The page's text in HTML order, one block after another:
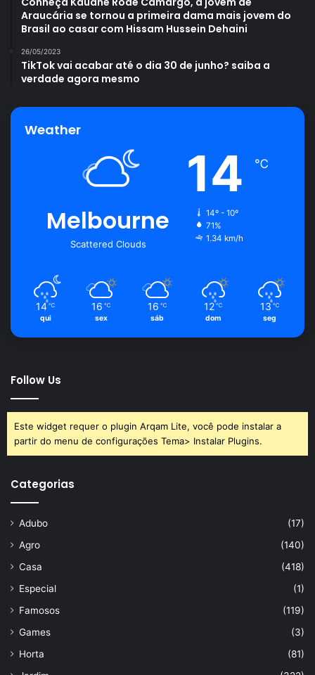
e gratinados. Seu uso pode variar muito conforme a
composição da mesa. A combinação de molho e peixes,
ele.
Então, agora que você já sabe como fazer um delicioso
e, com essas dicas doPortal Atualizei,
vai errar no preparo, faça o seu e experimente nas mais
Avalie este post post
empelotar molho receita fácil
Araucária se tornou a primeira dama mais jovem do
Brasil ao casar com Hissam Hussein Dehaini
26/05/2023
TikTok vai acabar até o dia 30 de junho? saiba a
verdade agora mesmo
Weather
Melbourne
Scattered Clouds
14 ℃
14º - 10º
71%
1.34 km/h
14 ℃
qui
16 ℃
sex
16 ℃
sáb
12 ℃
dom
13 ℃
seg
Follow Us
Este widget requer o plugin Arqam Lite, você pode instalar a
partir do menu de configurações Tema> Instalar Plugins.
Categorias
Adubo
(17)
Agro
(140)
Casa
(418)
Especial
(1)
Famosos
(119)
Games
(3)
Horta
(81)